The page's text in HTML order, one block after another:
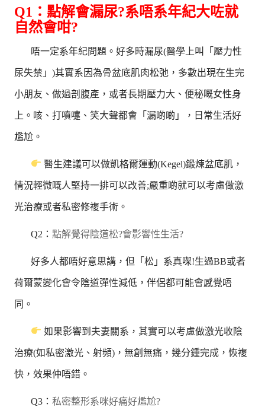
Q1：點解會漏尿?系唔系年紀大咗就
自然會咁?
唔一定系年紀問題。好多時漏尿(醫學上叫「壓力性
尿失禁」)其實系因為骨盆底肌肉松弛，多數出現在生完
小朋友、做過剖腹產，或者長期壓力大、便秘嘅女性身
上。咳、打噴嚏、笑大聲都會「漏啲啲」，日常生活好
尷尬。
醫生建議可以做凱格爾運動(Kegel)鍛煉盆底肌，
情況輕微嘅人堅持一排可以改善;嚴重啲就可以考慮做激
光治療或者私密修複手術。
Q2：點解覺得陰道松?會影響性生活?
好多人都唔好意思講，但「松」系真㗎!生過BB或者
荷爾蒙變化會令陰道彈性減低，伴侶都可能會感覺唔
同。
如果影響到夫妻關系，其實可以考慮做激光收陰
治療(如私密激光、射頻)，無創無痛，幾分鍾完成，恢複
快，效果仲唔錯。
Q3：私密整形系咪好痛好尷尬?